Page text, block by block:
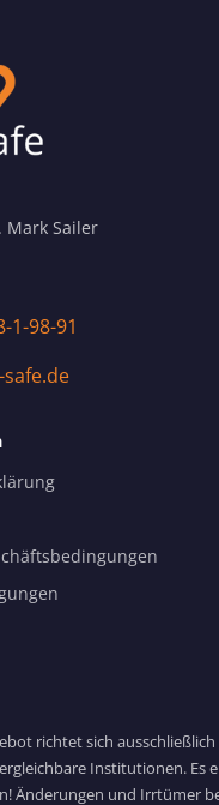
Sailer
1-98-91
richtet sich
Institutionen. Es
Änderungen und Irrtümer